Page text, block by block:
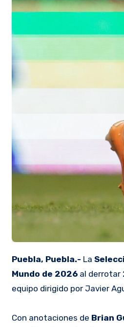
Puebla, Puebla.- La
Mundo de 2026 al derrotar
equipo dirigido por Javier
Con anotaciones de Brian